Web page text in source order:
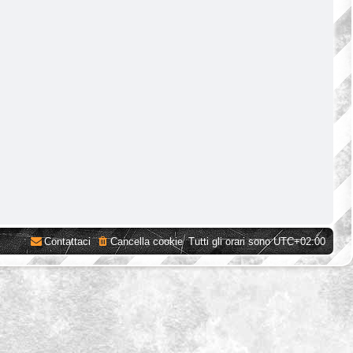
Tutti gli orari sonoUTC+02:00
Cancella cookie
Contattaci